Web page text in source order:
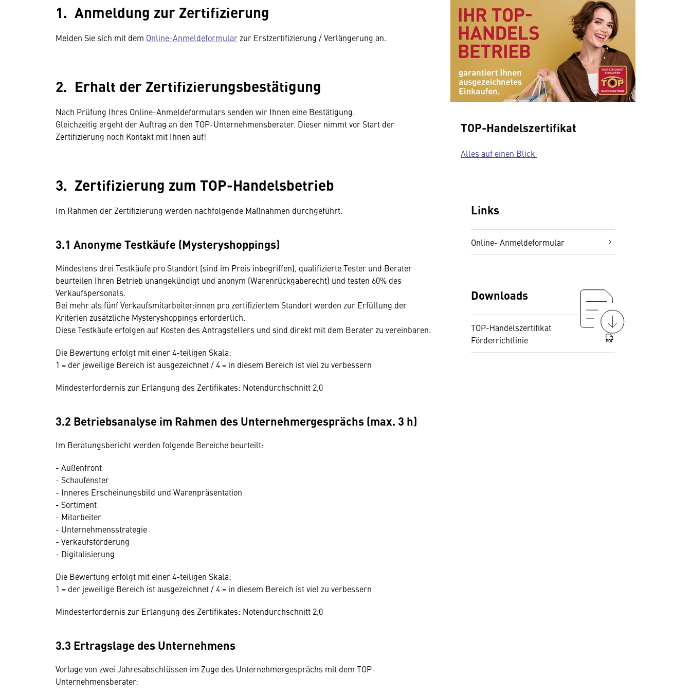
1. Anmeldung zur Zertifizierung
Melden Sie sich mit dem Online-Anmeldeformular zur Erstzertifizierung / Verlängerung an.
2. Erhalt der Zertifizierungsbestätigung
Nach Prüfung Ihres Online-Anmeldeformulars senden wir Ihnen eine Bestätigung.
Gleichzeitig ergeht der Auftrag an den TOP-Unternehmensberater. Dieser nimmt vor Start der
Zertifizierung noch Kontakt mit Ihnen auf!
3. Zertifizierung zum TOP-Handelsbetrieb
Im Rahmen der Zertifizierung werden nachfolgende Maßnahmen durchgeführt.
3.1 Anonyme Testkäufe (Mysteryshoppings)
Mindestens drei Testkäufe pro Standort (sind im Preis inbegriffen), qualifizierte Tester und Berater
beurteilen Ihren Betrieb unangekündigt und anonym (Warenrückgaberecht) und testen 60% des
Verkaufspersonals.
Bei mehr als fünf Verkaufsmitarbeiter:innen pro zertifiziertem Standort werden zur Erfüllung der
Kriterien zusätzliche Mysteryshoppings erforderlich.
Diese Testkäufe erfolgen auf Kosten des Antragstellers und sind direkt mit dem Berater zu vereinbaren.
Die Bewertung erfolgt mit einer 4-teiligen Skala:
1 = der jeweilige Bereich ist ausgezeichnet / 4 = in diesem Bereich ist viel zu verbessern
Mindesterfordernis zur Erlangung des Zertifikates: Notendurchschnitt 2,0
3.2 Betriebsanalyse im Rahmen des Unternehmergesprächs (max. 3 h)
Im Beratungsbericht werden folgende Bereiche beurteilt:
- Außenfront
- Schaufenster
- Inneres Erscheinungsbild und Warenpräsentation
- Sortiment
- Mitarbeiter
- Unternehmensstrategie
- Verkaufsförderung
- Digitalisierung
Die Bewertung erfolgt mit einer 4-teiligen Skala:
1 = der jeweilige Bereich ist ausgezeichnet / 4 = in diesem Bereich ist viel zu verbessern
Mindesterfordernis zur Erlangung des Zertifikates: Notendurchschnitt 2,0
3.3 Ertragslage des Unternehmens
Vorlage von zwei Jahresabschlüssen im Zuge des Unternehmergesprächs mit dem TOP-
Unternehmensberater:
TOP-Handelszertifikat
Alles auf einen Blick
Links
Online- Anmeldeformular
Downloads
TOP-Handelszertifikat
Förderrichtlinie
PDF